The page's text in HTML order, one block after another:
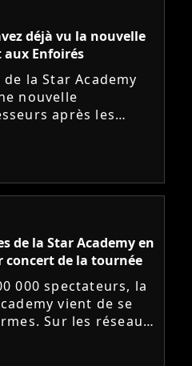
déjà vu la nouvelle
aux Enfoirés
la Star Academy
nouvelle
après les
Michael Goldman,
de la Star Academy en
concert de la tournée
000 spectateurs, la
vient de se
Sur les réseaux
un dernier